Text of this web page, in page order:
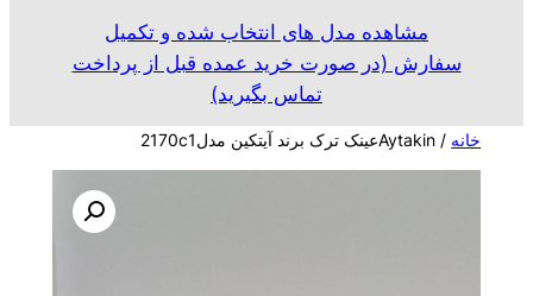
مشاهده مدل های انتخاب شده و تکمیل
سفارش (در صورت خرید عمده قبل از پرداخت
تماس بگیرید)
خانه / Aytakinعینک ترک برند آیتکین مدل2170c1